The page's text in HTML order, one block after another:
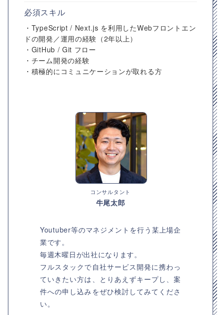
必須スキル
・TypeScript / Next.js を利用したWebフロントエン
ドの開発／運用の経験（2年以上）
・GitHub / Git フロー
・チーム開発の経験
・積極的にコミュニケーションが取れる方
コンサルタント
牛尾太郎
Youtuber等のマネジメントを行う某上場企
業です。
毎週木曜日が出社になります。
フルスタックで自社サービス開発に携わっ
ていきたい方は、とりあえずキープし、案
件への申し込みをぜひ検討してみてくださ
い。